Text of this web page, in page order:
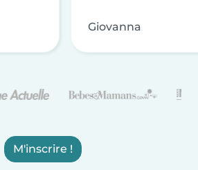
Giovanna
M'inscrire !